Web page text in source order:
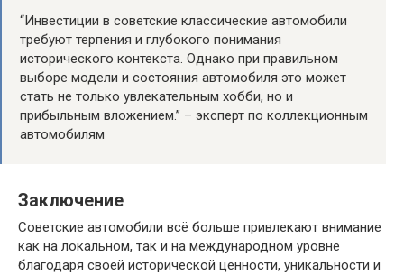
“Инвестиции в советские классические автомобили
требуют терпения и глубокого понимания
исторического контекста. Однако при правильном
выборе модели и состояния автомобиля это может
стать не только увлекательным хобби, но и
прибыльным вложением.” – эксперт по коллекционным
автомобилям
Заключение
Советские автомобили всё больше привлекают внимание
как на локальном, так и на международном уровне
благодаря своей исторической ценности, уникальности и